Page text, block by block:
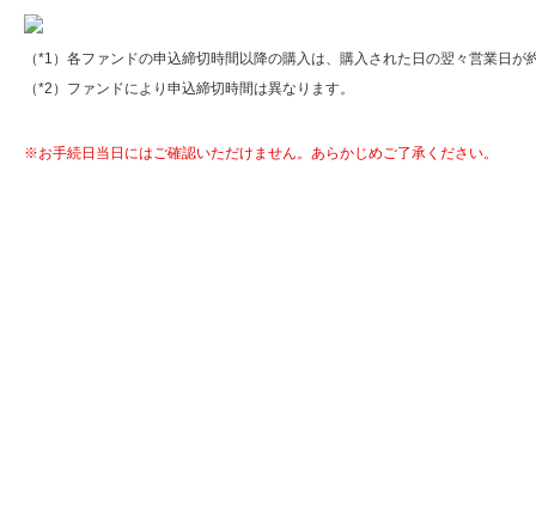
（*1）各ファンドの申込締切時間以降の購入は、購入された日の翌々営業日が
（*2）ファンドにより申込締切時間は異なります。
※お手続日当日にはご確認いただけません。あらかじめご了承ください。